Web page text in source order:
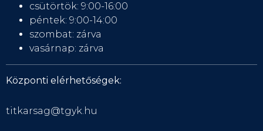
csütörtök: 9:00-16:00
péntek: 9:00-14:00
szombat: zárva
vasárnap: zárva
Központi elérhetőségek:
titkarsag@tgyk.hu